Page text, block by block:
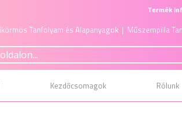
Termék
Tanfolyam és Alapanyagok | Műszempilla
Kezdőcsomagok Rólunk